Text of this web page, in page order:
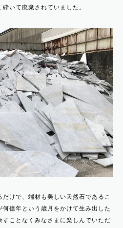
いて廃棄されていました。
けで、端材も美しい天然石であるこ
億年という歳月をかけて生み出した
ことなくみなさまに楽しんでいただ